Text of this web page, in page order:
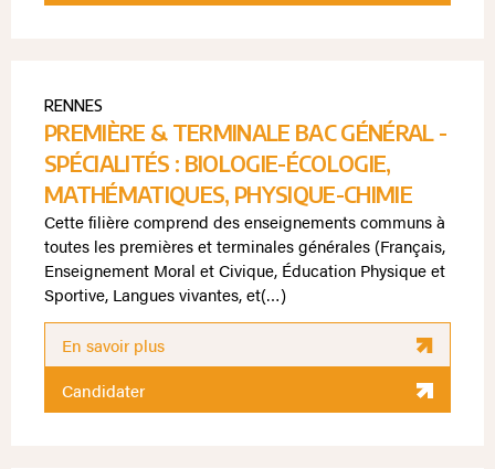
RENNES
PREMIÈRE & TERMINALE BAC GÉNÉRAL -
SPÉCIALITÉS : BIOLOGIE-ÉCOLOGIE,
MATHÉMATIQUES, PHYSIQUE-CHIMIE
Cette filière comprend des enseignements communs à
toutes les premières et terminales générales (Français,
Enseignement Moral et Civique, Éducation Physique et
Sportive, Langues vivantes, et(…)
En savoir plus
Candidater